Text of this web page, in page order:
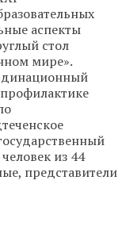
аспекты
стол
мире».
из 44
представители